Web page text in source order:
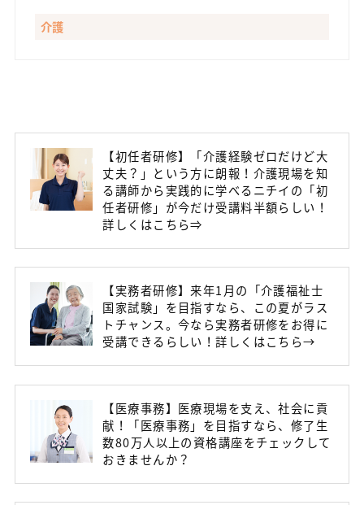
介護
【初任者研修】「介護経験ゼロだけど大
丈夫？」という方に朗報！介護現場を知
る講師から実践的に学べるニチイの「初
任者研修」が今だけ受講料半額らしい！
詳しくはこちら⇒
【実務者研修】来年1月の「介護福祉士
国家試験」を目指すなら、この夏がラス
トチャンス。今なら実務者研修をお得に
受講できるらしい！詳しくはこちら→
【医療事務】医療現場を支え、社会に貢
献！「医療事務」を目指すなら、修了生
数80万人以上の資格講座をチェックして
おきませんか？